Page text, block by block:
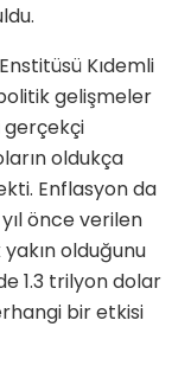
Kıdemli
gelişmeler
gerçekçi
oldukça
Enflasyon da
önce verilen
olduğunu
1.3 trilyon dolar
bir etkisi